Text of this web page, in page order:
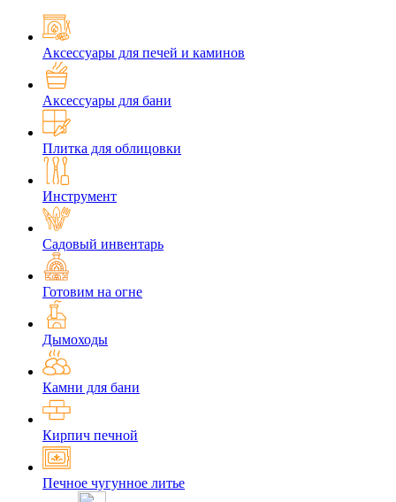
Аксессуары для печей и каминов
Аксессуары для бани
Плитка для облицовки
Инструмент
Садовый инвентарь
Готовим на огне
Дымоходы
Камни для бани
Кирпич печной
Печное чугунное литье